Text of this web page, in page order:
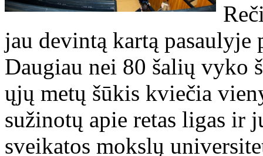
jau devintą kartą pasaulyje
Daugiau nei 80 šalių vyko
ųjų metų šūkis kviečia
sužinotų apie retas ligas ir
sveikatos mokslų